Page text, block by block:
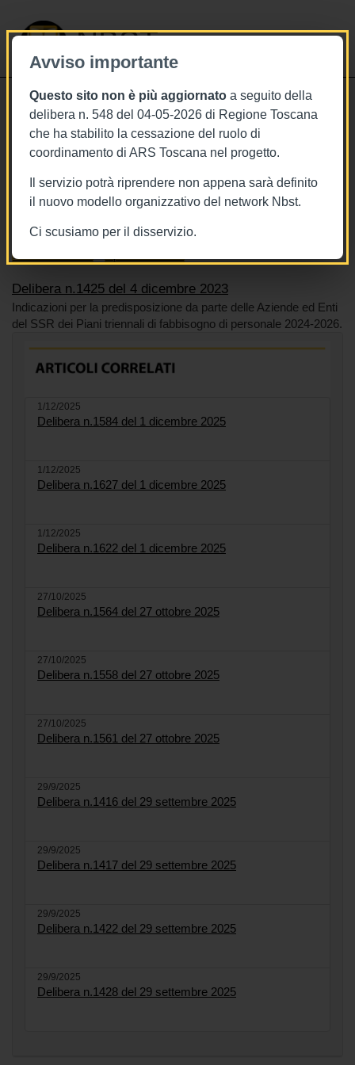
Avviso importante
Questo sito non è più aggiornato a seguito della
delibera n. 548 del 04-05-2026 di Regione Toscana
che ha stabilito la cessazione del ruolo di
coordinamento di ARS Toscana nel progetto.
Il servizio potrà riprendere non appena sarà definito
il nuovo modello organizzativo del network Nbst.
Ci scusiamo per il disservizio.
NBST
4/12/2023
Delibera n.1425 del 4 dicembre 2023
Tags Toscana
BURT Bollettino della regione toscana
Sistema sanitario
Delibera n.1425 del 4 dicembre 2023
Indicazioni per la predisposizione da parte delle Aziende ed Enti
del SSR dei Piani triennali di fabbisogno di personale 2024-2026.
1/12/2025
Delibera n.1584 del 1 dicembre 2025
1/12/2025
Delibera n.1627 del 1 dicembre 2025
1/12/2025
Delibera n.1622 del 1 dicembre 2025
27/10/2025
Delibera n.1564 del 27 ottobre 2025
27/10/2025
Delibera n.1558 del 27 ottobre 2025
27/10/2025
Delibera n.1561 del 27 ottobre 2025
29/9/2025
Delibera n.1416 del 29 settembre 2025
29/9/2025
Delibera n.1417 del 29 settembre 2025
29/9/2025
Delibera n.1422 del 29 settembre 2025
29/9/2025
Delibera n.1428 del 29 settembre 2025